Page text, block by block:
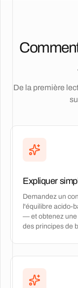
De la première
Expliquer
Demandez un
l'équilibre acido-
— et obtenez une
des principes de